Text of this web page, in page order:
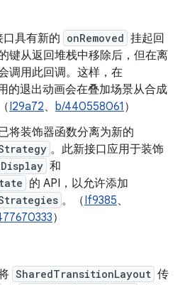
口具有新的 onRemoved 挂起回
键从返回堆栈中移除后，但在离
调用此回调。这样，在
的退出动画会在叠加场景从合成
I29a72、 b/440558061 ）
将装饰器函数分离为新的
。此新接口应用于装饰
和
的 API，以允许添加
。（If9385、
）
SharedTransitionLayout 传